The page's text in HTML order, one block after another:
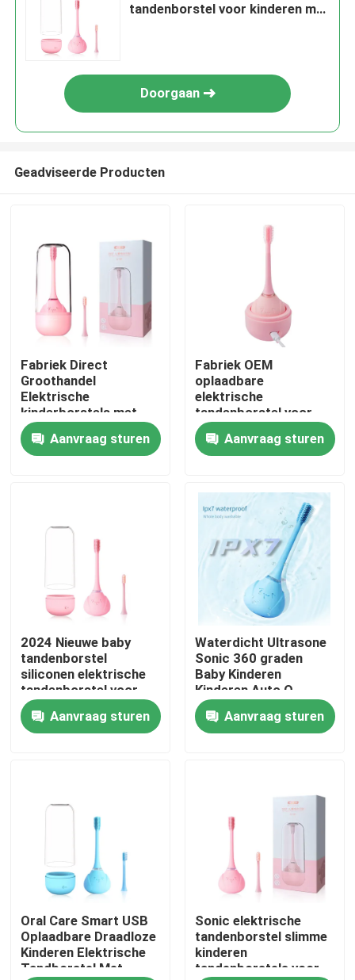
Video's
Over ons
Fabriekstocht
Neem contact met ons op
Vraag een offerte
Mondelinge Zorg Elektrische Tandenborstel
Waterdichte Elektrische Tandenborstel
tandenborstel voor kinderen met
Doorgaan
Geadviseerde Producten
Fabriek Direct
Groothandel
Elektrische
kinderborstels met
draadloos opladen
Aanvraag sturen
Fabriek OEM
oplaadbare
elektrische
tandenborstel voor
kinderen van 3-15 jaar
met cirkelvormig
siliconen
Aanvraag sturen
2024 Nieuwe baby
tandenborstel
siliconen elektrische
tandenborstel voor
kinderen met slimme
timerAanvraag sturen
Waterdicht Ultrasone
Sonic 360 graden
Baby Kinderen
Kinderen Auto O-
Shape Electr
Toothbrush
Aanvraag sturen
Oral Care Smart USB
Oplaadbare Draadloze
Kinderen Elektrische
Tandborstel Met
Sonic elektrische
tandenborstel slimme
kinderen
tandenborstels voor